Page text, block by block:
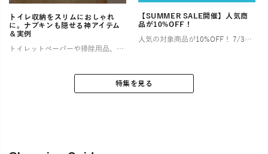
トイレ収納をスリムにおしゃれ
に。ナプキンも隠せる神アイテム
＆実例
トイレットペーパーや掃除用品、サニタリー用品など、とかく物が多くなりがちなトイレ空間は、「狭い」「生活感が出てしまう」といったお悩みを抱える方が少なくありません。 特に小さなお子様がいるご家庭では、おむつやその処理に関わ […]
【SUMMER SALE開催】人気商
品が10%OFF！
人気の対象商品が10%OFF！ 7/3〜7/17の2週間限定！ お部屋やアウトドアで快適な夏を過ごすために特別セールを開催します！ お得なこの機会にぜひチェックしてみてくださいね🎶 ゴミ箱（ダストボックス） […]
特集を見る